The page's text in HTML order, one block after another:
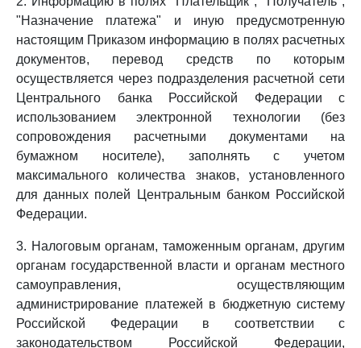
"Назначение платежа" и иную предусмотренную
настоящим Приказом информацию в полях расчетных
документов, перевод средств по которым
осуществляется через подразделения расчетной сети
Центрального банка Российской Федерации с
использованием электронной технологии (без
сопровождения расчетными документами на
бумажном носителе), заполнять с учетом
максимального количества знаков, установленного
для данных полей Центральным банком Российской
Федерации.
3. Налоговым органам, таможенным органам, другим
органам государственной власти и органам местного
самоуправления, осуществляющим
администрирование платежей в бюджетную систему
Российской Федерации в соответствии с
законодательством Российской Федерации,